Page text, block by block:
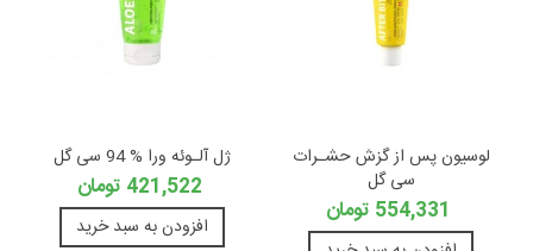
لوسیون پس از گزش حشـرات
سی گل
554,331 تومان
ژل آلـوئه ورا % 94 سی گل
421,522 تومان
افزودن به سبد خرید